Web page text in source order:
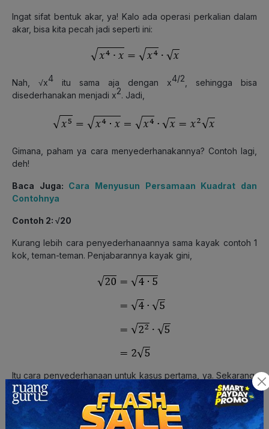
Ingat sifat bentuk akar, ya! Kalo ada operasi perkalian dalam
akar, bisa kita pecah jadi seperti ini:
Nah, √x4 itu sama aja dengan x4/2, sehingga bisa
disederhanakan menjadi x2. Jadi,
Gimana, paham ya cara menyederhanakannya? Contoh lagi,
deh!
Baca Juga: Cara Menyusun Persamaan Kuadrat dan
Contohnya
Contoh 2: √20
Kurang lebih cara penyederhanaannya sama kayak contoh 1
kok, teman-teman. Penjabarannya kayak gini,
Itu cara penyederhanaan untuk kasus pertama, ya. Sekarang,
kita masuk ke kasus kedua.
Kasus 2: Pada bilangan pecahan, terdapat akar di bagian
penyebut.